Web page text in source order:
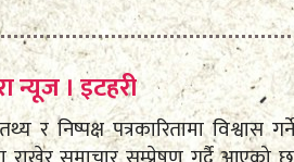
न्यूज । इटहरी
र निष्पक्ष पत्रकारितामा